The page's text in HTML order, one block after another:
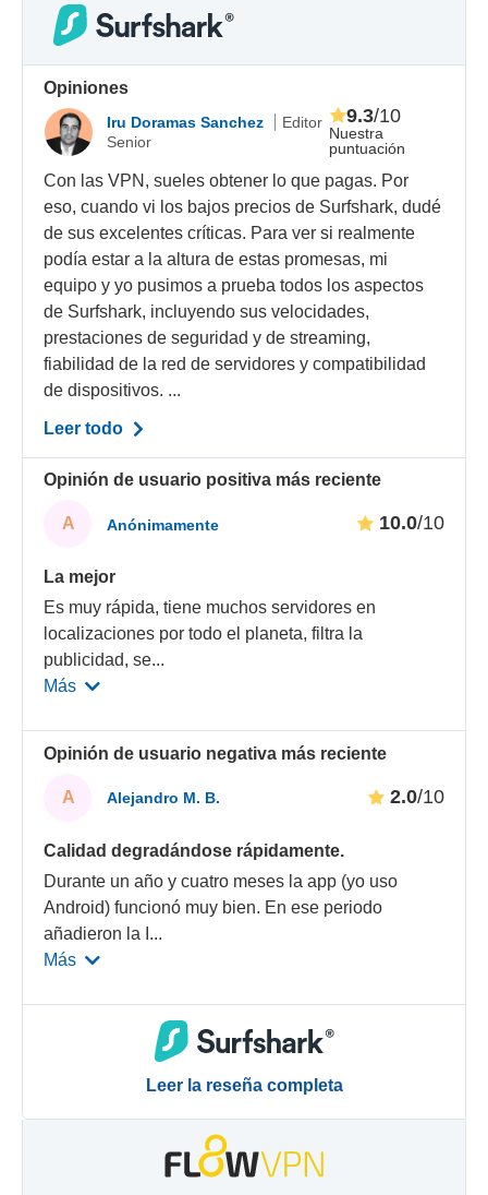
Opiniones
Iru Doramas Sanchez
Editor
Senior
Nuestra
puntuación
9.3/10
Con las VPN, sueles obtener lo que pagas. Por
eso, cuando vi los bajos precios de Surfshark, dudé
de sus excelentes críticas. Para ver si realmente
podía estar a la altura de estas promesas, mi
equipo y yo pusimos a prueba todos los aspectos
de Surfshark, incluyendo sus velocidades,
prestaciones de seguridad y de streaming,
fiabilidad de la red de servidores y compatibilidad
de dispositivos. ...
Leer todo
Opinión de usuario positiva más reciente
A Anónimamente 10.0/10
La mejor
Es muy rápida, tiene muchos servidores en
localizaciones por todo el planeta, filtra la
publicidad, se...
Más
Opinión de usuario negativa más reciente
A Alejandro M. B. 2.0/10
Calidad degradándose rápidamente.
Durante un año y cuatro meses la app (yo uso
Android) funcionó muy bien. En ese periodo
añadieron la I ...
Más
Leer la reseña completa